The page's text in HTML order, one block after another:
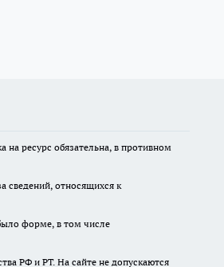
ресурс обязательна, в противном
сведений, относящихся к
форме, в том числе
РФ и РТ. На сайте не допускаются